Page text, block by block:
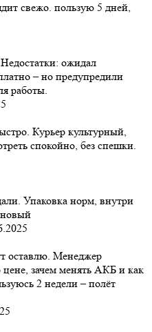
свежо. пользую 5 дней,
ожидал
– но предупредили
работы.
Курьер культурный,
спокойно, без спешки.
Упаковка норм, внутри
оставлю. Менеджер
зачем менять АКБ и как
2 недели – полёт